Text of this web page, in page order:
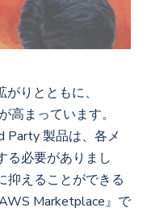
りとともに、
高まっています。
Party 製品は、各メ
る必要がありまし
抑えることができる
Marketplace』で